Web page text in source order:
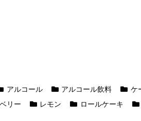
アルコール アルコール飲料 ケ
リー レモン ロールケーキ